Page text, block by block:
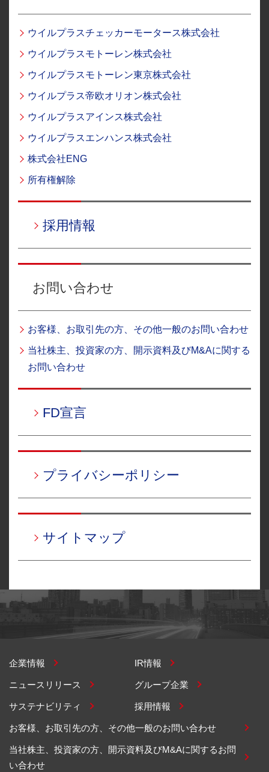
ウイルプラスチェッカーモータース株式会社
ウイルプラスモトーレン株式会社
ウイルプラスモトーレン東京株式会社
ウイルプラス帝欧オリオン株式会社
ウイルプラスアインス株式会社
ウイルプラスエンハンス株式会社
株式会社ENG
所有権解除
採用情報
お問い合わせ
お客様、お取引先の方、その他一般のお問い合わせ
当社株主、投資家の方、開示資料及びM&Aに関する
お問い合わせ
FD宣言
プライバシーポリシー
サイトマップ
企業情報 IR情報
ニュースリリース
サステナビリティ
グループ企業
採用情報
お客様、お取引先の方、その他一般のお問い合わせ
当社株主、投資家の方、開示資料及びM&Aに関するお問
い合わせ